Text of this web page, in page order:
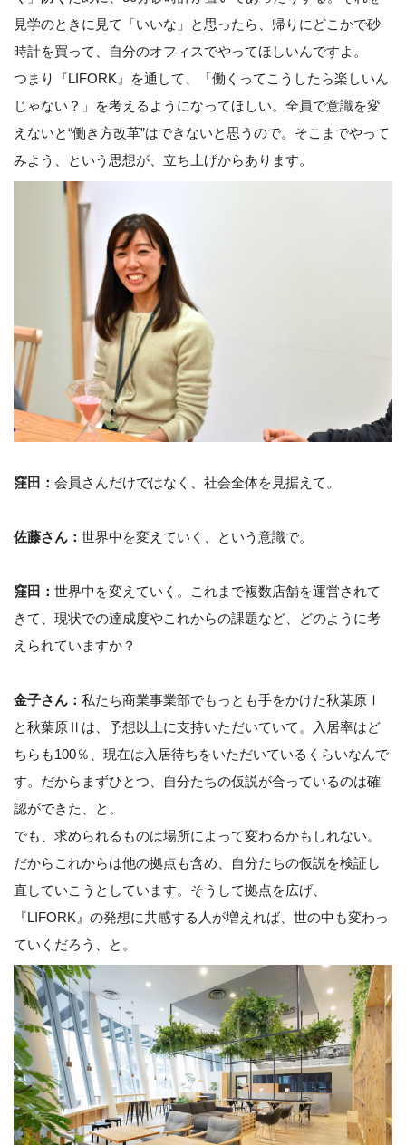
見学のときに見て「いいな」と思ったら、帰りにどこかで砂
時計を買って、自分のオフィスでやってほしいんですよ。
つまり『LIFORK』を通して、「働くってこうしたら楽しいん
じゃない？」を考えるようになってほしい。全員で意識を変
えないと“働き方改革”はできないと思うので。そこまでやって
みよう、という思想が、立ち上げからあります。
窪田： 会員さんだけではなく、社会全体を見据えて。
佐藤さん： 世界中を変えていく、という意識で。
窪田： 世界中を変えていく。これまで複数店舗を運営されて
きて、現状での達成度やこれからの課題など、どのように考
えられていますか？
金子さん： 私たち商業事業部でもっとも手をかけた秋葉原Ⅰ
と秋葉原Ⅱは、予想以上に支持いただいていて。入居率はど
ちらも100％、現在は入居待ちをいただいているくらいなんで
す。だからまずひとつ、自分たちの仮説が合っているのは確
認ができた、と。
でも、求められるものは場所によって変わるかもしれない。
だからこれからは他の拠点も含め、自分たちの仮説を検証し
直していこうとしています。そうして拠点を広げ、
『LIFORK』の発想に共感する人が増えれば、世の中も変わっ
ていくだろう、と。